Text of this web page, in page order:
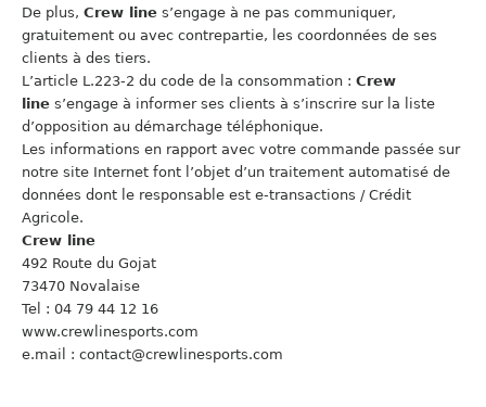
De plus, Crew lines’engage à ne pas communiquer,
gratuitement ou avec contrepartie, les coordonnées de ses
clients à des tiers.
L’article L.223-2 du code de la consommation : Crew
lines’engage à informer ses clients à s’inscrire sur la liste
d’opposition au démarchage téléphonique.
Les informations en rapport avec votre commande passée sur
notre site Internet font l’objet d’un traitement automatisé de
données dont le responsable est e-transactions / Crédit
Agricole.
Crew line
492 Route du Gojat
73470 Novalaise
Tel : 04 79 44 12 16
www.crewlinesports.com
e.mail : contact@crewlinesports.com